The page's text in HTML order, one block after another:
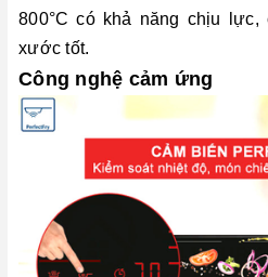
800°C có khả năng chịu lực,
xước tốt.
Công nghệ cảm ứng